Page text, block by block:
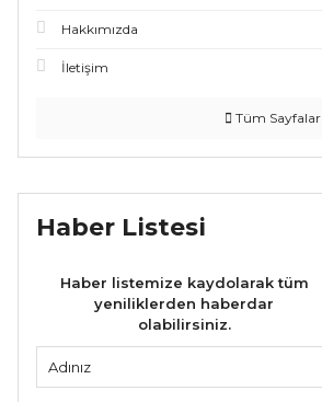
Hakkımızda
İletişim
Tüm Sayfalar
Haber Listesi
Haber listemize kaydolarak tüm
yeniliklerden haberdar
olabilirsiniz.